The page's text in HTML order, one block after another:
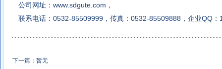
公司网址： www.sdgute.com ，
联系电话：0532-85509999，传真：0532-85509888，企业QQ
下一篇：暂无